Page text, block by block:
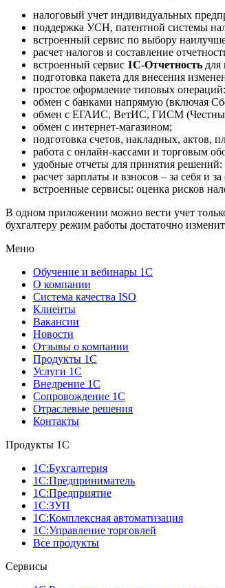
налоговый учет индивидуальных
поддержка УСН, патентной системы
встроенный сервис по выбору
расчет налогов и составление
встроенный сервис 1С-Отчетность
подготовка пакета для внесения
простое оформление типовых
обмен с банками напрямую (включая
обмен с ЕГАИС, ВетИС, ГИСМ
обмен с интернет-магазином;
подготовка счетов, накладных, актов,
работа с онлайн-кассами и торговым
удобные отчеты для принятия
расчет зарплаты и взносов – за себя и
встроенные сервисы: оценка рисков
В одном приложении можно вести учет
бухгалтеру режим работы достаточно
Меню
Обучение и вебинары 1С
О компании
Система качества ISO
Клиенты
Вакансии
Новости
Отзывы о компании
Продукты 1С
Услуги 1С
Внедрение 1С
Сопровождение 1С
Отраслевые решения
Контакты
Продукты 1C
1С:Бухгалтерия
1С:Предприниматель
1С:Предприятие
1С:ЗУП
1С:Комплексная автоматизация
1С:Управление торговлей
Все продукты
Сервисы